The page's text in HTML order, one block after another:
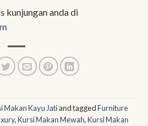
kunjungan anda di
Makan Kayu Jatiand taggedFurniture
,Kursi Makan Mewah,Kursi Makan